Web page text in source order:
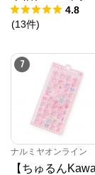
4.8
(13件)
7
ナルミヤオンライン
【ちゅるん